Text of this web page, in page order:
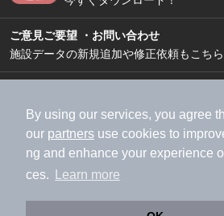
By using our services, you agree
our partners use cookies to
ng and enhance your experience
ces.
Learn more
ご意見ご要望 ・お問い合わせ
施設データの新規追加や修正依頼もこち
加盟店募集（資料請求）
広
利用規約
ライフスタイル
特定商取引法に基づく表記
ヘ
運営会社